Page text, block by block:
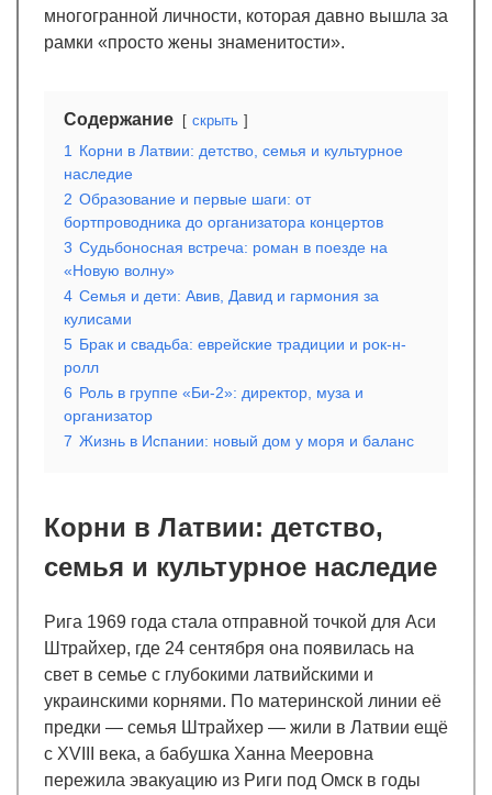
многогранной личности, которая давно вышла за
рамки «просто жены знаменитости».
Содержание скрыть
1
Корни в Латвии: детство, семья и культурное
наследие
2 Образование и первые шаги: от
бортпроводника до организатора концертов
3 Судьбоносная встреча: роман в поезде на
«Новую волну»
4 Семья и дети: Авив, Давид и гармония за
кулисами
5 Брак и свадьба: еврейские традиции и рок-н-
ролл
6 Роль в группе «Би-2»: директор, муза и
организатор
7 Жизнь в Испании: новый дом у моря и баланс
Корни в Латвии: детство,
семья и культурное наследие
Рига 1969 года стала отправной точкой для Аси
Штрайхер, где 24 сентября она появилась на
свет в семье с глубокими латвийскими и
украинскими корнями. По материнской линии её
предки — семья Штрайхер — жили в Латвии ещё
с XVIII века, а бабушка Ханна Мееровна
пережила эвакуацию из Риги под Омск в годы